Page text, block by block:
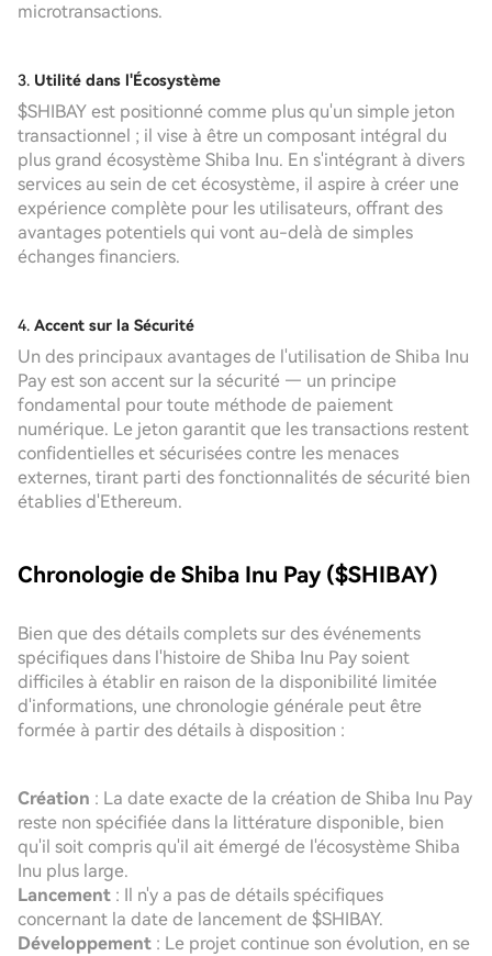
microtransactions.
3. Utilité dans l'Écosystème
$SHIBAY est positionné comme plus qu'un simple jeton
transactionnel ; il vise à être un composant intégral du
plus grand écosystème Shiba Inu. En s'intégrant à divers
services au sein de cet écosystème, il aspire à créer une
expérience complète pour les utilisateurs, offrant des
avantages potentiels qui vont au-delà de simples
échanges financiers.
4. Accent sur la Sécurité
Un des principaux avantages de l'utilisation de Shiba Inu
Pay est son accent sur la sécurité — un principe
fondamental pour toute méthode de paiement
numérique. Le jeton garantit que les transactions restent
confidentielles et sécurisées contre les menaces
externes, tirant parti des fonctionnalités de sécurité bien
établies d'Ethereum.
Chronologie de Shiba Inu Pay ($SHIBAY)
Bien que des détails complets sur des événements
spécifiques dans l'histoire de Shiba Inu Pay soient
difficiles à établir en raison de la disponibilité limitée
d'informations, une chronologie générale peut être
formée à partir des détails à disposition :
Création : La date exacte de la création de Shiba Inu Pay
reste non spécifiée dans la littérature disponible, bien
qu'il soit compris qu'il ait émergé de l'écosystème Shiba
Inu plus large.
Lancement : Il n'y a pas de détails spécifiques
concernant la date de lancement de $SHIBAY.
Développement : Le projet continue son évolution, en se